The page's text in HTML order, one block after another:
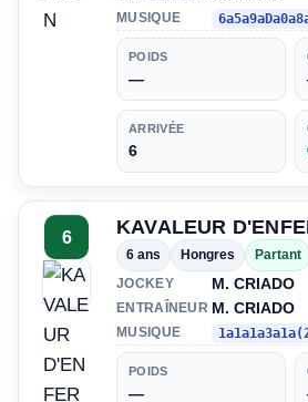
MUSIQUE
POIDS
—
ARRIVÉE
6
6 KAVALEUR
6 ans Hongres
Partant
JOCKEY
M. CRIADO
ENTRAÎNEUR M. CRIADO
MUSIQUE
POIDS
—